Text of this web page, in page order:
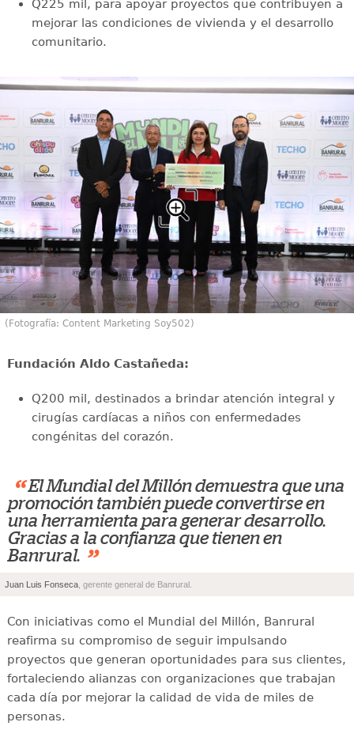
Q225 mil, para apoyar proyectos que contribuyen a
mejorar las condiciones de vivienda y el desarrollo
comunitario.
(Fotografía: Content Marketing Soy502)
⁠Fundación Aldo Castañeda:
Q200 mil, destinados a brindar atención integral y
cirugías cardíacas a niños con enfermedades
congénitas del corazón.
“ El Mundial del Millón demuestra que una
promoción también puede convertirse en
una herramienta para generar desarrollo.
Gracias a la confianza que tienen en
Banrural. ”
Juan Luis Fonseca , gerente general de Banrural.
Con iniciativas como el Mundial del Millón, Banrural
reafirma su compromiso de seguir impulsando
proyectos que generan oportunidades para sus clientes,
fortaleciendo alianzas con organizaciones que trabajan
cada día por mejorar la calidad de vida de miles de
personas.